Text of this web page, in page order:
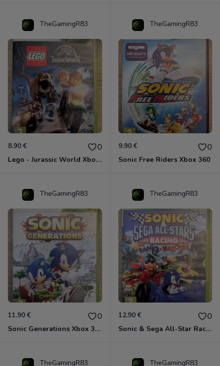
TheGamingR83
8.90 € 0
Lego - Jurassic World Xbox 360
TheGamingR83
9.90 € 0
Sonic Free Riders Xbox 360
TheGamingR83
11.90 € 0
Sonic Generations Xbox 360
TheGamingR83
12.90 € 0
Sonic & Sega All-Star Racing avec Banjo-Kazooie Xbox 360
TheGamingR83 TheGamingR83